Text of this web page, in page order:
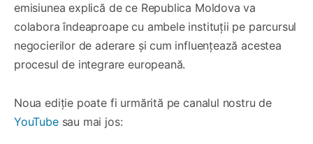
emisiunea explică de ce Republica Moldova va
colabora îndeaproape cu ambele instituții pe parcursul
negocierilor de aderare și cum influențează acestea
procesul de integrare europeană.
Noua ediție poate fi urmărită pe canalul nostru de
YouTubesau mai jos: